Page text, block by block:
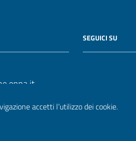
accetti l’utilizzo dei cookie.
SEGUICI SU